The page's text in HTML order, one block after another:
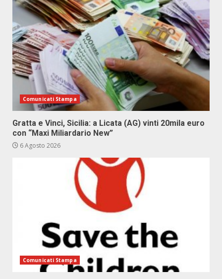
Comunicati Stampa
Gratta e Vinci, Sicilia: a Licata (AG) vinti 20mila euro
con “Maxi Miliardario New”
6 Agosto 2026
Comunicati Stampa